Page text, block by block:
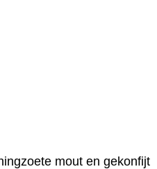
mout en gekonfijt